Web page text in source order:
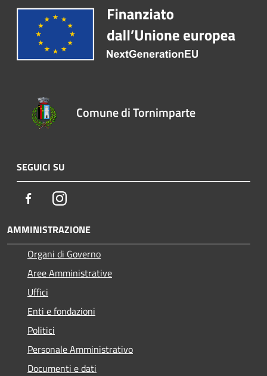
Comune di Tornimparte
SEGUICI SU
FacebookInstagram
AMMINISTRAZIONE
Organi di Governo
Aree Amministrative
Uffici
Enti e fondazioni
Politici
Personale Amministrativo
Documenti e dati